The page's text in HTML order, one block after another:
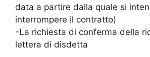
data a partire dalla quale si
interrompere il contratto)
-La richiesta di conferma della
lettera di disdetta